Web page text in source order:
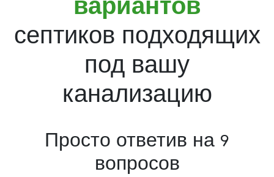
вариантов
септиков подходящих
под вашу
канализацию
Просто ответив на 9
вопросов